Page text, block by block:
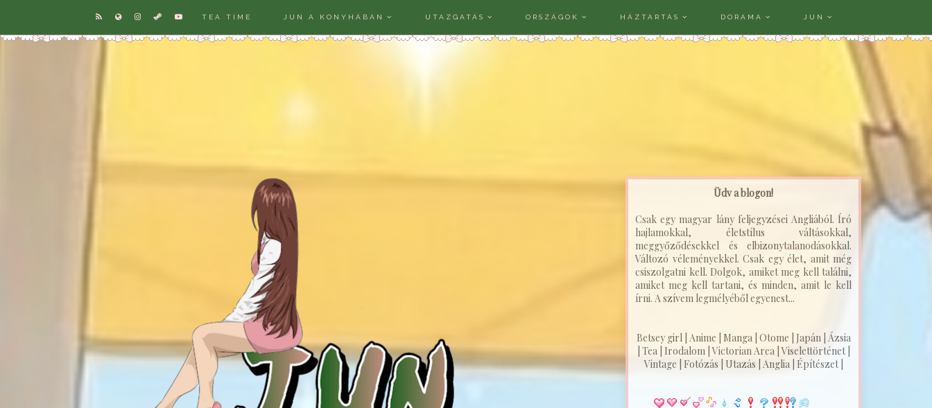
TEA TIME JUN A KONYHÁBAN UTAZGATÁS ORSZÁGOK HÁZTARTÁS DORAMA JUN
Üdv a blogon!
Csak egy magyar lány feljegyzései Angliából. Író
hajlamokkal, életstílus váltásokkal,
meggyőződésekkel és elbizonytalanodásokkal.
Változó véleményekkel. Csak egy élet, amit még
csiszolgatni kell. Dolgok, amiket meg kell találni,
amiket meg kell tartani, és minden, amit le kell
írni. A szívem legmélyéből egyenest...
Betsey girl | Anime | Manga | Otome | Japán | Ázsia
| Tea | Irodalom | Victorian Area | Viselettörténet |
Vintage | Fotózás | Utazás | Anglia | Építészet |